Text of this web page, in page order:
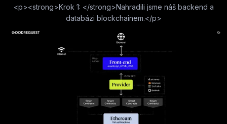
<p><strong>Krok 1: </strong>Nahradili jsme náš backend a
databázi blockchainem.</p>